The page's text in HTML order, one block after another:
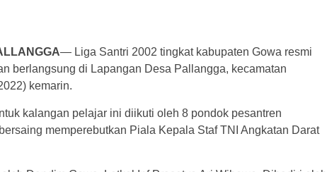
— Liga Santri 2002 tingkat kabupaten Gowa resmi
berlangsung di Lapangan Desa Pallangga, kecamatan
kemarin.
kalangan pelajar ini diikuti oleh 8 pondok pesantren
memperebutkan Piala Kepala Staf TNI Angkatan Darat